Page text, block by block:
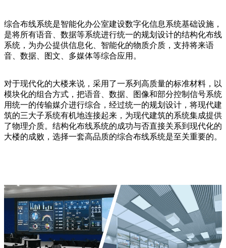
综合布线系统是智能化办公室建设数字化信息系统基础设施，
是将所有语音、数据等系统进行统一的规划设计的结构化布线
系统，为办公提供信息化、智能化的物质介质，支持将来语
音、数据、图文、多媒体等综合应用。
对于现代化的大楼来说，采用了一系列高质量的标准材料，以
模块化的组合方式，把语音、数据、图像和部分控制信号系统
用统一的传输媒介进行综合，经过统一的规划设计，将现代建
筑的三大子系统有机地连接起来，为现代建筑的系统集成提供
了物理介质。结构化布线系统的成功与否直接关系到现代化的
大楼的成败，选择一套高品质的综合布线系统是至关重要的。